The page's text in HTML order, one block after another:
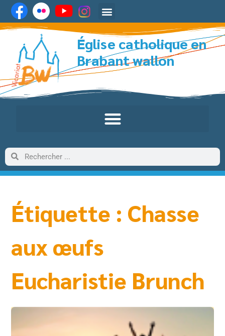
Église catholique en
Brabant wallon
Étiquette : Chasse
aux œufs
Eucharistie Brunch